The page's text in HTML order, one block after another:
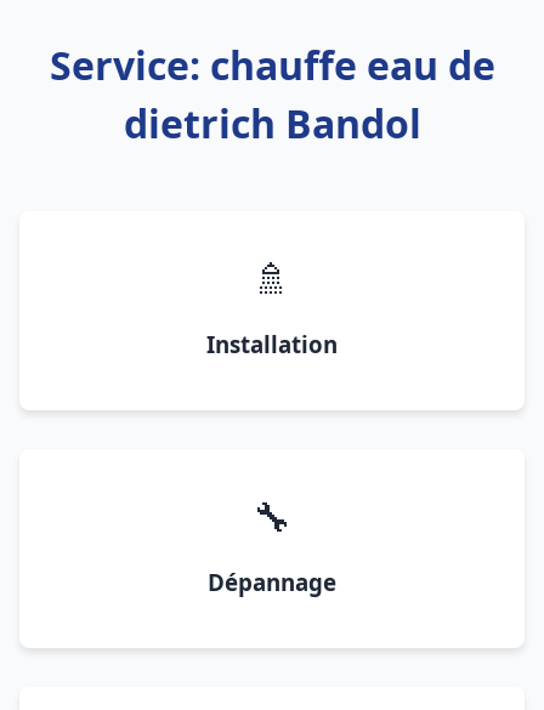
Service: chauffe eau de
dietrich Bandol
🚿
Installation
🔧
Dépannage